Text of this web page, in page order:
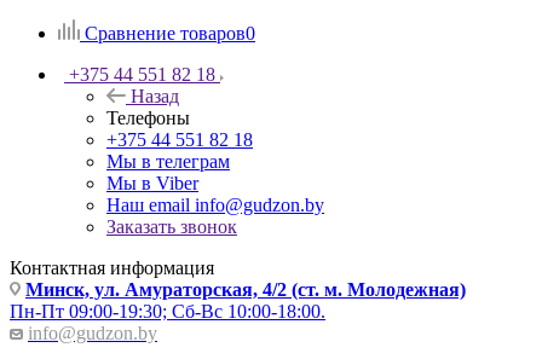
Сравнение товаров0
+375 44 551 82 18
Назад
Телефоны
+375 44 551 82 18
Мы в телеграм
Мы в Viber
Наш email info@gudzon.by
Заказать звонок
Контактная информация
Минск, ул. Амураторская, 4/2 (ст. м. Молодежная)
Пн-Пт 09:00-19:30; Сб-Вс 10:00-18:00.
info@gudzon.by